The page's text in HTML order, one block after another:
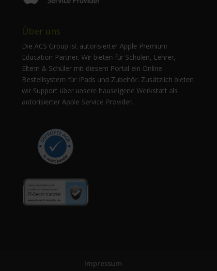
Über uns
Die ACS Group ist autorisierter Apple Premium
Education Partner. Wir bieten für Schulen, Lehrer,
Eltern & Schüler mit diesem Portal ein Online
Bestellsystem für iPads und Zubehör. Zusätzlich bieten
wir Support über unsere hauseigene Werkstatt als
autorisierter Apple Service Provider.
Impressum